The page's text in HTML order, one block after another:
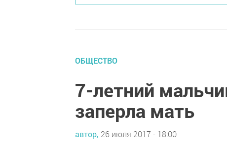
ОБЩЕСТВО
7-летний
заперла мать
автор, 26 июля 2017 - 18:00